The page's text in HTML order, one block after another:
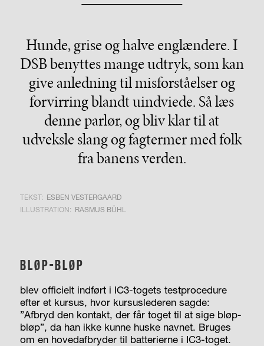
Hunde, grise og halve englændere. I
DSB benyttes mange udtryk, som kan
give anledning til misforståelser og
forvirring blandt uindviede. Så læs
denne parlør, og bliv klar til at
udveksle slang og fagtermer med folk
fra banens verden.
TEKST: ESBEN VESTERGAARD
ILLUSTRATION: RASMUS BÜHL
BLØP-BLØP
blev officielt indført i IC3-togets testprocedure
efter et kursus, hvor kursuslederen sagde:
”Afbryd den kontakt, der får toget til at sige bløp-
bløp”, da han ikke kunne huske navnet. Bruges
om en hovedafbryder til batterierne i IC3-toget.